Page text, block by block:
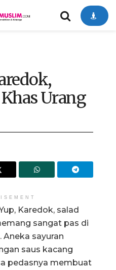
Urang
Karedok, salad
sangat pas di
Aneka sayuran
saus kacang
pedasnya membuat